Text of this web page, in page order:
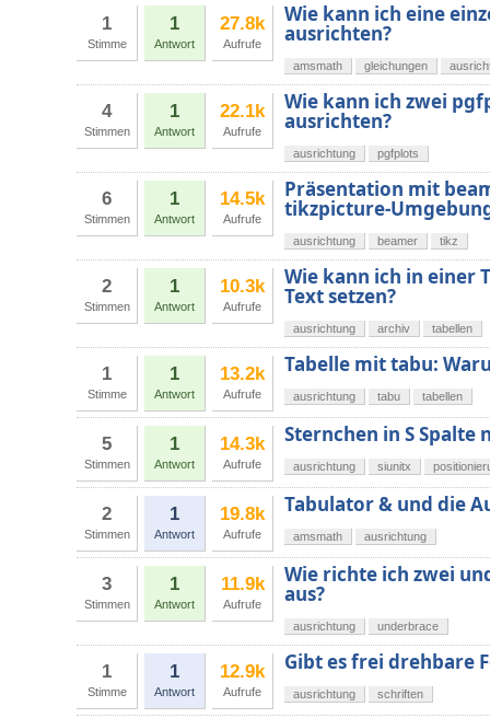
1
Stimme
1
Antwort
27.8k
Aufrufe
Wie kann ich eine
ausrichten?
amsmath gleichungen
4
Stimmen
1
Antwort
22.1k
Aufrufe
Wie kann ich zwei
ausrichten?
ausrichtung pgfplots
6
Stimmen
1
Antwort
14.5k
Aufrufe
Präsentation mit
tikzpicture-
ausrichtung beamer tikz
2
Stimmen
1
Antwort
10.3k
Aufrufe
Wie kann ich in einer
Text setzen?
ausrichtung archiv tabellen
1
Stimme
1
Antwort
13.2k
Aufrufe
Tabelle mit tabu:
ausrichtung tabu tabellen
5
Stimmen
1
Antwort
14.3k
Aufrufe
Sternchen in S Spalte
ausrichtung siunitx
2
Stimmen
1
Antwort
19.8k
Aufrufe
Tabulator & und die
amsmath ausrichtung
3
Stimmen
1
Antwort
11.9k
Aufrufe
Wie richte ich zwei
aus?
ausrichtung underbrace
1
Stimme
1
Antwort
12.9k
Aufrufe
Gibt es frei drehbare
ausrichtung schriften